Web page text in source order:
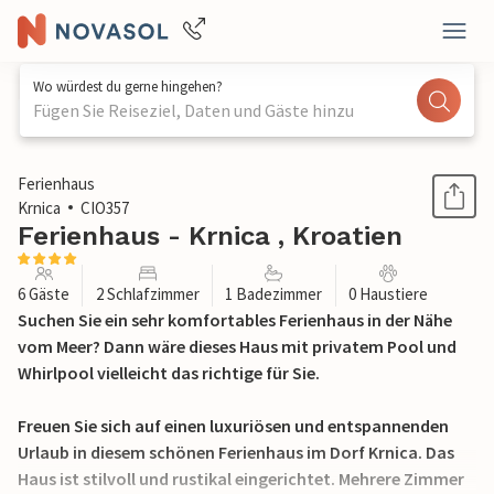
Wo würdest du gerne hingehen?
Fügen Sie Reiseziel, Daten und Gäste hinzu
1 / 42
Ferienhaus
Krnica
CIO357
Ferienhaus - Krnica , Kroatien
6 Gäste 2 Schlafzimmer 1 Badezimmer 0 Haustiere
Suchen Sie ein sehr komfortables Ferienhaus in der Nähe
vom Meer? Dann wäre dieses Haus mit privatem Pool und
Whirlpool vielleicht das richtige für Sie.
Freuen Sie sich auf einen luxuriösen und entspannenden
Urlaub in diesem schönen Ferienhaus im Dorf Krnica. Das
Haus ist stilvoll und rustikal eingerichtet. Mehrere Zimmer